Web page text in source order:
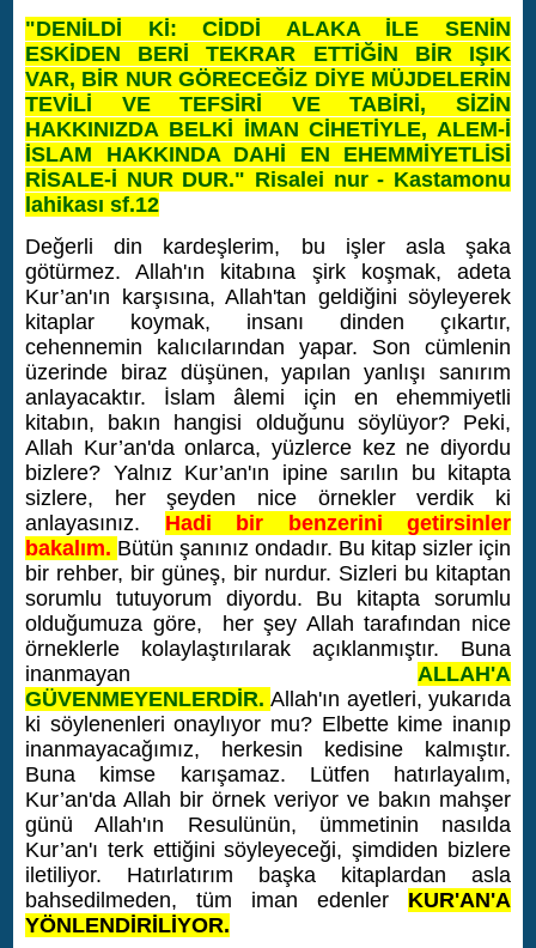
"DENİLDİ Kİ: CİDDİ ALAKA İLE SENİN
ESKİDEN BERİ TEKRAR ETTİĞİN BİR IŞIK
VAR, BİR NUR GÖRECEĞİZ DİYE MÜJDELERİN
TEVİLİ VE TEFSİRİ VE TABİRİ, SİZİN
HAKKINIZDA BELKİ İMAN CİHETİYLE, ALEM-İ
İSLAM HAKKINDA DAHİ EN EHEMMİYETLİSİ
RİSALE-İ NUR DUR." Risalei nur - Kastamonu
lahikası sf.12
Değerli din kardeşlerim, bu işler asla şaka
götürmez. Allah'ın kitabına şirk koşmak, adeta
Kur’an'ın karşısına, Allah'tan geldiğini söyleyerek
kitaplar koymak, insanı dinden çıkartır,
cehennemin kalıcılarından yapar. Son cümlenin
üzerinde biraz düşünen, yapılan yanlışı sanırım
anlayacaktır. İslam âlemi için en ehemmiyetli
kitabın, bakın hangisi olduğunu söylüyor? Peki,
Allah Kur’an'da onlarca, yüzlerce kez ne diyordu
bizlere? Yalnız Kur’an'ın ipine sarılın bu kitapta
sizlere, her şeyden nice örnekler verdik ki
anlayasınız. Hadi bir benzerini getirsinler
bakalım. Bütün şanınız ondadır. Bu kitap sizler için
bir rehber, bir güneş, bir nurdur. Sizleri bu kitaptan
sorumlu tutuyorum diyordu. Bu kitapta sorumlu
olduğumuza göre, her şey Allah tarafından nice
örneklerle kolaylaştırılarak açıklanmıştır. Buna
inanmayan ALLAH'A
GÜVENMEYENLERDİR.Allah'ın ayetleri, yukarıda
ki söylenenleri onaylıyor mu? Elbette kime inanıp
inanmayacağımız, herkesin kedisine kalmıştır.
Buna kimse karışamaz. Lütfen hatırlayalım,
Kur’an'da Allah bir örnek veriyor ve bakın mahşer
günü Allah'ın Resulünün, ümmetinin nasılda
Kur’an'ı terk ettiğini söyleyeceği, şimdiden bizlere
iletiliyor. Hatırlatırım başka kitaplardan asla
bahsedilmeden, tüm iman edenler KUR'AN'A
YÖNLENDİRİLİYOR.